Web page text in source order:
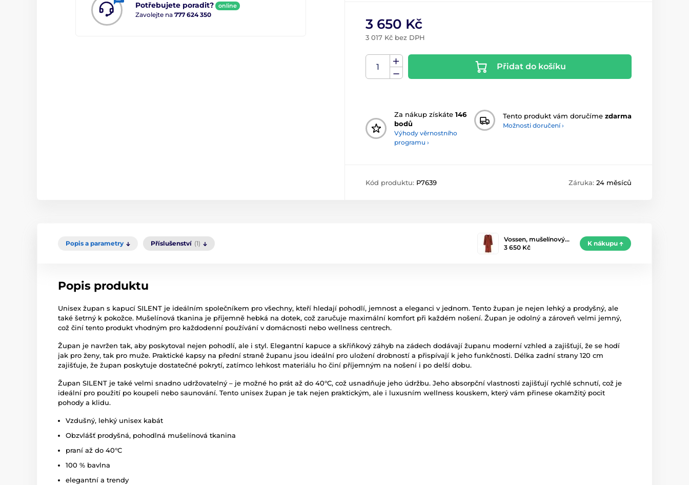
Potřebujete poradit? online
Zavolejte na 777 624 350
3 650 Kč
3 017 Kč bez DPH
Přidat do košíku
Za nákup získáte 146
bodů
Výhody věrnostního
programu ›
Tento produkt vám doručíme zdarma
Možnosti doručení ›
Kód produktu: P7639 Záruka: 24 měsíců
Popis a parametry Příslušenství (1)
Vossen, mušelínový…
3 650 Kč
K nákupu
Popis produktu
Unisex župan s kapucí SILENT je ideálním společníkem pro všechny, kteří hledají pohodlí, jemnost a eleganci v jednom. Tento župan je nejen lehký a prodyšný, ale
také šetrný k pokožce. Mušelínová tkanina je příjemně hebká na dotek, což zaručuje maximální komfort při každém nošení. Župan je odolný a zároveň velmi jemný,
což činí tento produkt vhodným pro každodenní používání v domácnosti nebo wellness centrech.
Župan je navržen tak, aby poskytoval nejen pohodlí, ale i styl. Elegantní kapuce a skříňkový záhyb na zádech dodávají županu moderní vzhled a zajišťují, že se hodí
jak pro ženy, tak pro muže. Praktické kapsy na přední straně županu jsou ideální pro uložení drobností a přispívají k jeho funkčnosti. Délka zadní strany 120 cm
zajišťuje, že župan poskytuje dostatečné pokrytí, zatímco lehkost materiálu ho činí příjemným na nošení i po delší dobu.
Župan SILENT je také velmi snadno udržovatelný – je možné ho prát až do 40°C, což usnadňuje jeho údržbu. Jeho absorpční vlastnosti zajišťují rychlé schnutí, což je
ideální pro použití po koupeli nebo saunování. Tento unisex župan je tak nejen praktickým, ale i luxusním wellness kouskem, který vám přinese okamžitý pocit
pohody a klidu.
Vzdušný, lehký unisex kabát
Obzvlášť prodyšná, pohodlná mušelínová tkanina
praní až do 40°C
100 % bavlna
elegantní a trendy